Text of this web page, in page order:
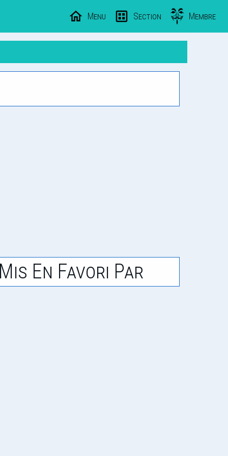
Menu Section Membre
Mis En Favori Par